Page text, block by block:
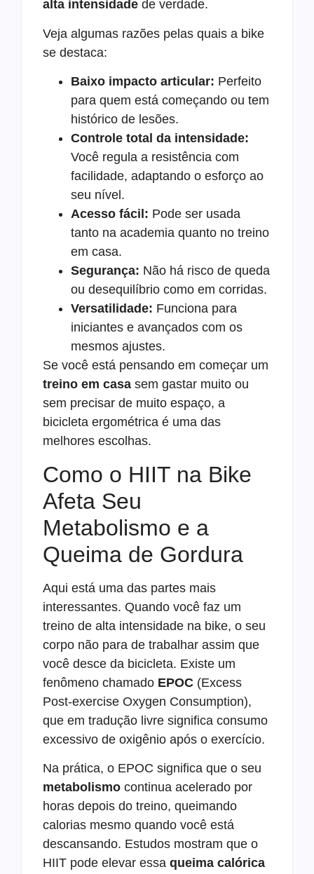
alta intensidade de verdade.
Veja algumas razões pelas quais a bike
se destaca:
Baixo impacto articular: Perfeito
para quem está começando ou tem
histórico de lesões.
Controle total da intensidade:
Você regula a resistência com
facilidade, adaptando o esforço ao
seu nível.
Acesso fácil: Pode ser usada
tanto na academia quanto no treino
em casa.
Segurança: Não há risco de queda
ou desequilíbrio como em corridas.
Versatilidade: Funciona para
iniciantes e avançados com os
mesmos ajustes.
Se você está pensando em começar um
treino em casa sem gastar muito ou
sem precisar de muito espaço, a
bicicleta ergométrica é uma das
melhores escolhas.
Como o HIIT na Bike
Afeta Seu
Metabolismo e a
Queima de Gordura
Aqui está uma das partes mais
interessantes. Quando você faz um
treino de alta intensidade na bike, o seu
corpo não para de trabalhar assim que
você desce da bicicleta. Existe um
fenômeno chamado EPOC (Excess
Post-exercise Oxygen Consumption),
que em tradução livre significa consumo
excessivo de oxigênio após o exercício.
Na prática, o EPOC significa que o seu
metabolismo continua acelerado por
horas depois do treino, queimando
calorias mesmo quando você está
descansando. Estudos mostram que o
HIIT pode elevar essa queima calórica